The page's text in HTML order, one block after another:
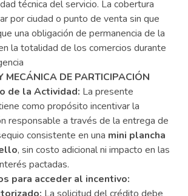
técnica del servicio. La cobertura
por ciudad o punto de venta sin que
una obligación de permanencia de la
la totalidad de los comercios durante
MECÁNICA DE PARTICIPACIÓN
de la Actividad: La presente
como propósito incentivar la
responsable a través de la entrega de
consistente en una mini plancha
, sin costo adicional ni impacto en las
pactadas.
para acceder al incentivo: